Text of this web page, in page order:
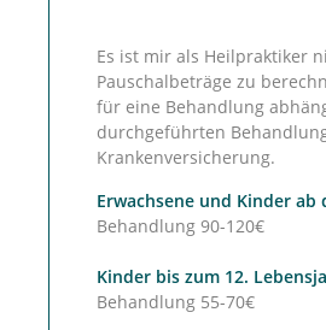
Es ist mir als Heilpraktiker
Pauschalbeträge zu
für eine Behandlung
durchgeführten
Krankenversicherung.
Erwachsene und Kinder ab
Behandlung 90-120€
Kinder bis zum 12.
Behandlung 55-70€